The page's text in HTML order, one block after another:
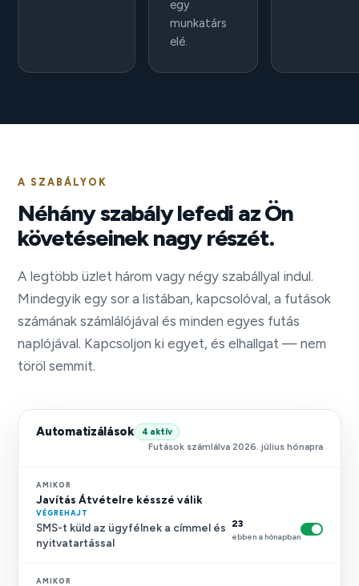
egy
munkatárs
elé.
A SZABÁLYOK
Néhány szabály lefedi az Ön
követéseinek nagy részét.
A legtöbb üzlet három vagy négy szabállyal indul.
Mindegyik egy sor a listában, kapcsolóval, a futások
számának számlálójával és minden egyes futás
naplójával. Kapcsoljon ki egyet, és elhallgat — nem
töröl semmit.
Automatizálások 4 aktív
Futások számlálva 2026. július hónapra
AMIKOR
Javítás Átvételre késszé válik
VÉGREHAJT
SMS-t küld az ügyfélnek a címmel és
nyitvatartással
23
ebben a hónapban
AMIKOR